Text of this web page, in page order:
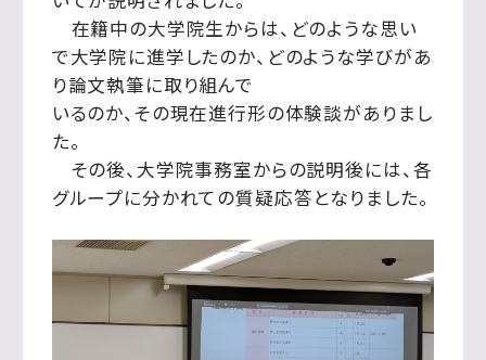
在籍中の大学院生からは、どのような思い
で大学院に進学したのか、どのような学びがあ
り論文執筆に取り組んで
いるのか、その現在進行形の体験談がありまし
た。
その後、大学院事務室からの説明後には、各
グループに分かれての質疑応答となりました。